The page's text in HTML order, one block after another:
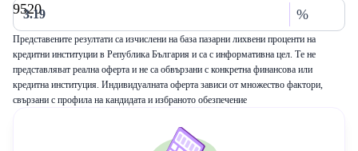
9520
%
Представените резултати са изчислени на база пазарни лихвени проценти на
кредитни институции в Република България и са с информативна цел. Те не
представляват реална оферта и не са обвързани с конкретна финансова или
кредитна институция. Индивидуалната оферта зависи от множество фактори,
свързани с профила на кандидата и избраното обезпечение